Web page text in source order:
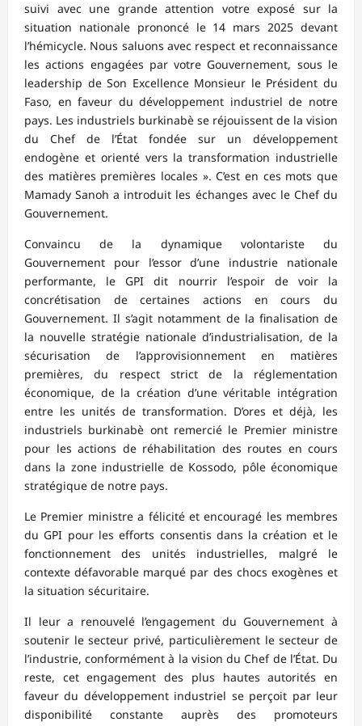
suivi avec une grande attention votre exposé sur la
situation nationale prononcé le 14 mars 2025 devant
l’hémicycle. Nous saluons avec respect et reconnaissance
les actions engagées par votre Gouvernement, sous le
leadership de Son Excellence Monsieur le Président du
Faso, en faveur du développement industriel de notre
pays. Les industriels burkinabè se réjouissent de la vision
du Chef de l’État fondée sur un développement
endogène et orienté vers la transformation industrielle
des matières premières locales ». C’est en ces mots que
Mamady Sanoh a introduit les échanges avec le Chef du
Gouvernement.
Convaincu de la dynamique volontariste du
Gouvernement pour l’essor d’une industrie nationale
performante, le GPI dit nourrir l’espoir de voir la
concrétisation de certaines actions en cours du
Gouvernement. Il s’agit notamment de la finalisation de
la nouvelle stratégie nationale d’industrialisation, de la
sécurisation de l’approvisionnement en matières
premières, du respect strict de la réglementation
économique, de la création d’une véritable intégration
entre les unités de transformation. D’ores et déjà, les
industriels burkinabè ont remercié le Premier ministre
pour les actions de réhabilitation des routes en cours
dans la zone industrielle de Kossodo, pôle économique
stratégique de notre pays.
Le Premier ministre a félicité et encouragé les membres
du GPI pour les efforts consentis dans la création et le
fonctionnement des unités industrielles, malgré le
contexte défavorable marqué par des chocs exogènes et
la situation sécuritaire.
Il leur a renouvelé l’engagement du Gouvernement à
soutenir le secteur privé, particulièrement le secteur de
l’industrie, conformément à la vision du Chef de l’État. Du
reste, cet engagement des plus hautes autorités en
faveur du développement industriel se perçoit par leur
disponibilité constante auprès des promoteurs